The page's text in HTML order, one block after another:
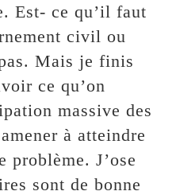
Est- ce qu’il faut
civil ou
Mais je finis
ce qu’on
massive des
à atteindre
problème. J’ose
sont de bonne